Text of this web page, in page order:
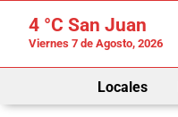
4 °C San Juan
Viernes 7 de Agosto, 2026
Locales